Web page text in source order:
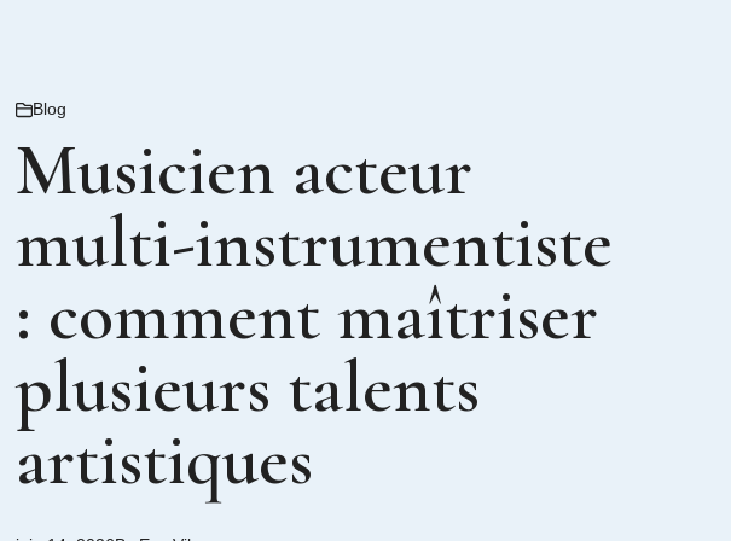
Blog
Musicien acteur
multi-instrumentiste
: comment maîtriser
plusieurs talents
artistiques